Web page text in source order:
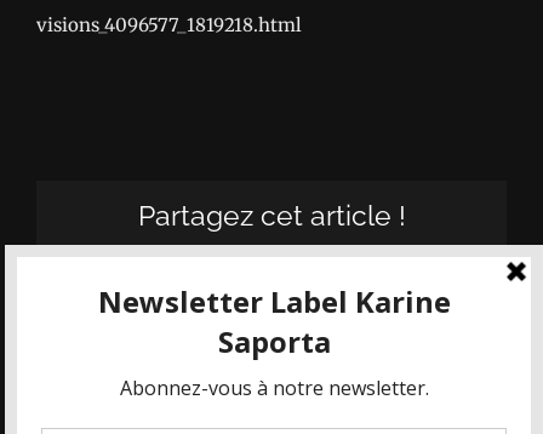
visions_4096577_1819218.html
Partagez cet article !
FacebookX Email